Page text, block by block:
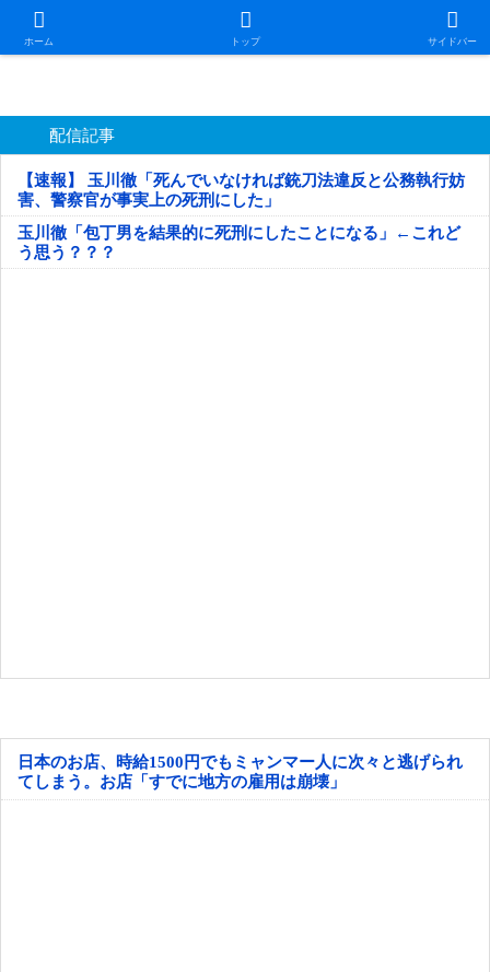
ホーム トップ サイドバー
日本第一！ニュース録
配信記事
【速報】 玉川徹「死んでいなければ銃刀法違反と公務執行妨
害、警察官が事実上の死刑にした」
玉川徹「包丁男を結果的に死刑にしたことになる」←これど
う思う？？？
日本のお店、時給1500円でもミャンマー人に次々と逃げられ
てしまう。お店「すでに地方の雇用は崩壊」